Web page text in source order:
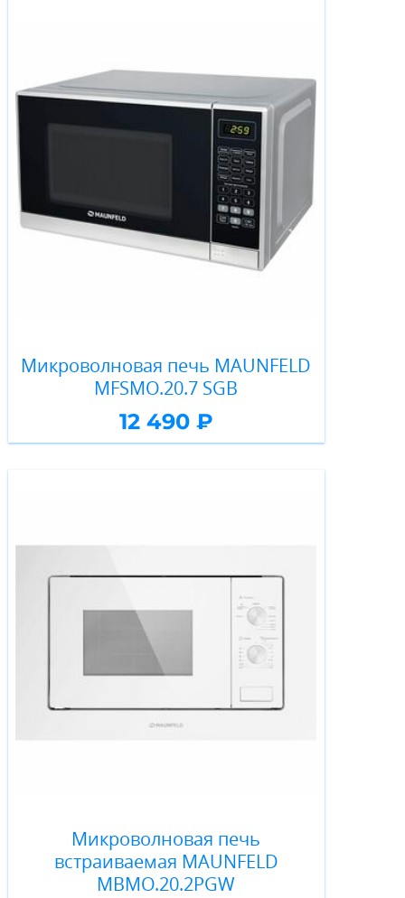
Микроволновая печь MAUNFELD
MFSMO.20.7 SGB
12 490 ₽
Микроволновая печь
встраиваемая MAUNFELD
MBMO.20.2PGW